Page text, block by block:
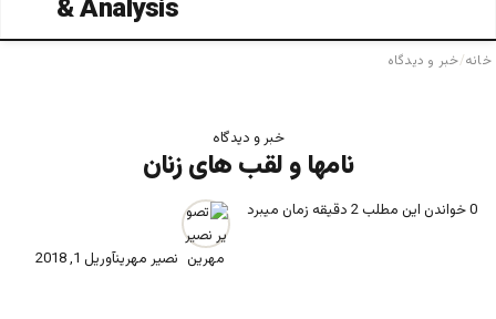
خانه/خبر و دیدگاه
خبر و دیدگاه
نامها و لقب های زنان
نصیر مهرینآوریل 1, 2018
0خواندن این مطلب 2 دقیقه زمان میبرد